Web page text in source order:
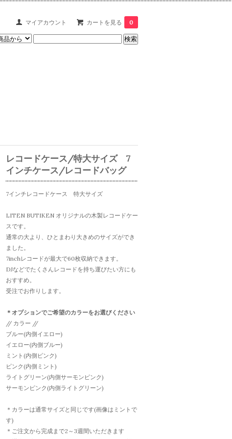
マイアカウント カートを見る 0
レコードケース/特大サイズ 7
インチケース/レコードバッグ
7インチレコードケース 特大サイズ
LITEN BUTIKEN オリジナルの木製レコードケー
スです。
通常の大より、ひとまわり大きめのサイズができ
ました。
7inchレコードが最大で60枚収納できます。
DJなどでたくさんレコードを持ち運びたい方にも
おすすめ。
受注でお作りします。
＊オプションでご希望のカラーをお選びください
// カラー //
ブルー(内側イエロー)
イエロー(内側ブルー)
ミント(内側ピンク)
ピンク(内側ミント)
ライトグリーン(内側サーモンピンク)
サーモンピンク(内側ライトグリーン)
＊カラーは通常サイズと同じです(画像はミントで
す)
＊ご注文から完成まで2～3週間いただきます